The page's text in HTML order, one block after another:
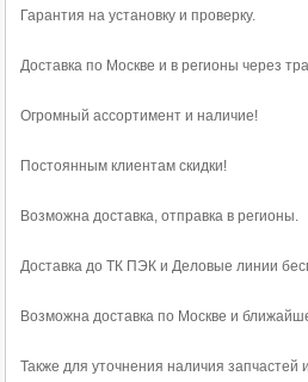
Гарантия на установку и проверку.
Доставка по Москве и в регионы через
Огромный ассортимент и наличие!
Постоянным клиентам скидки!
Возможна доставка, отправка в регионы.
Доставка до ТК ПЭК и Деловые линии
Возможна доставка по Москве и
Также для уточнения наличия запчастей